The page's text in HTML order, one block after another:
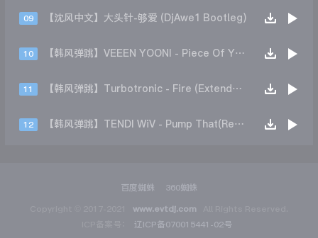
09 【沈风中文】大头针-够爱 (DjAwe1 Bootleg)
10 【韩风弹跳】VEEEN YOONI - Piece Of Your Heart (Remix)
11 【韩风弹跳】Turbotronic - Fire (Extended Mix)
12 【韩风弹跳】TENDI WiV - Pump That(Remix)
百度蜘蛛 360蜘蛛
www.evtdj.com
辽ICP备070015441-02号